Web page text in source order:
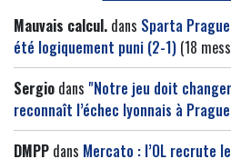
Mauvais calcul. dans Sparta
été logiquement puni (2-1) (18
Sergio dans "Notre jeu doit
reconnaît l’échec lyonnais à Prague
DMPP dans Mercato : l’OL recrute